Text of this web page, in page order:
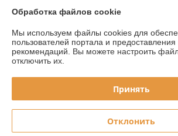
Юридическое лицо:ООО «ЭТМЭнергоОпт»
Регистрационный номер ЕГР: 490499691
УНП: 490499691
Регистрационный орган: Гомельский областной
Местонахождение книги жалоб и предложений:
Привокзальная д.6А
Обработка файлов cookie
Мы используем файлы cookies для
пользователей портала и
рекомендаций. Вы можете настроить
отключить их.
Принять
Отклонить